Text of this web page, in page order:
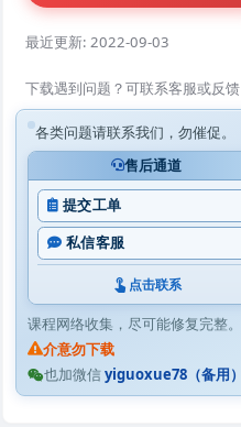
最近更新: 2022-09-03
下载遇到问题？可联系客服或反馈
各类问题请联系我们，勿催促。
售后通道
提交工单
私信客服
点击联系
课程网络收集，尽可能修复完整。
介意勿下载
也加微信yiguoxue78（备用）